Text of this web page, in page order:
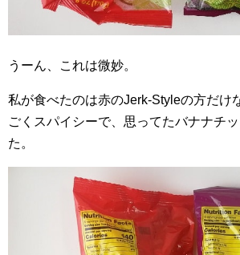
うーん、これは微妙。
私が食べたのは赤のJerk-Styleの方だけ
ごくスパイシーで、思ってたバナナチ
た。